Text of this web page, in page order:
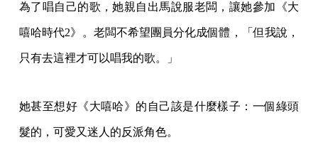
為了唱自己的歌，她親自出馬說服老闆，讓她參加《大
嘻哈時代2》。老闆不希望團員分化成個體，「但我說，
只有去這裡才可以唱我的歌。」
她甚至想好《大嘻哈》的自己該是什麼樣子：一個綠頭
髮的，可愛又迷人的反派角色。